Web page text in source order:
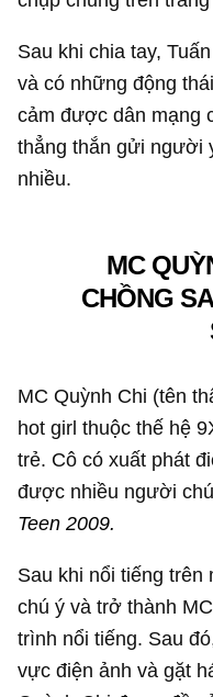
Sau khi chia tay,
và có những động
cảm được dân mạng
thẳng thắn gửi người
nhiều.
MC
CHỒNG
MC Quỳnh Chi (tên
hot girl thuộc thế hệ
trẻ. Cô có xuất phát
được nhiều người
Teen 2009.
Sau khi nổi tiếng
chú ý và trở thành
trình nổi tiếng. Sau
vực điện ảnh và gặt